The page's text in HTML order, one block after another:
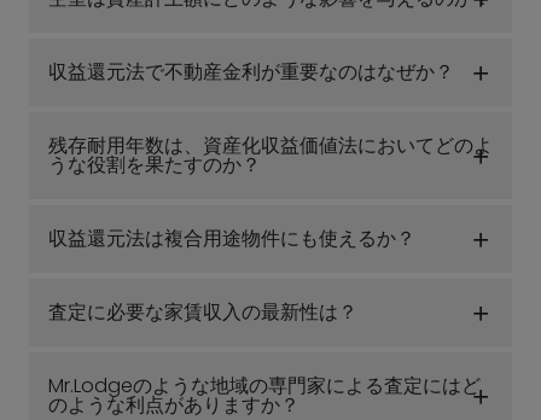
収益還元法で不動産金利が重要なのはなぜか？
残存耐用年数は、資産化収益価値法においてどのよ
うな役割を果たすのか？
収益還元法は複合用途物件にも使えるか？
査定に必要な家賃収入の最新性は？
Mr.Lodgeのような地域の専門家による査定にはど
のような利点がありますか？